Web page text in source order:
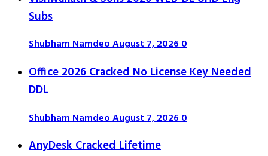
Subs
Shubham NamdeoAugust 7, 20260
Office 2026 Cracked No License Key Needed
DDL
Shubham NamdeoAugust 7, 20260
AnyDesk Cracked Lifetime